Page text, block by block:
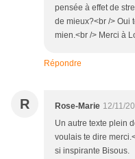
pensée à effet de
de mieux?<br /> Oui
mien.<br /> Merci à
Répondre
R Rose-Marie 12/11/
Un autre texte plein
voulais te dire
si inspirante Bisous.